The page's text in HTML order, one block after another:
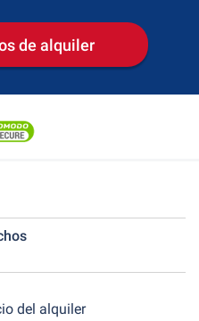
de alquiler
del alquiler